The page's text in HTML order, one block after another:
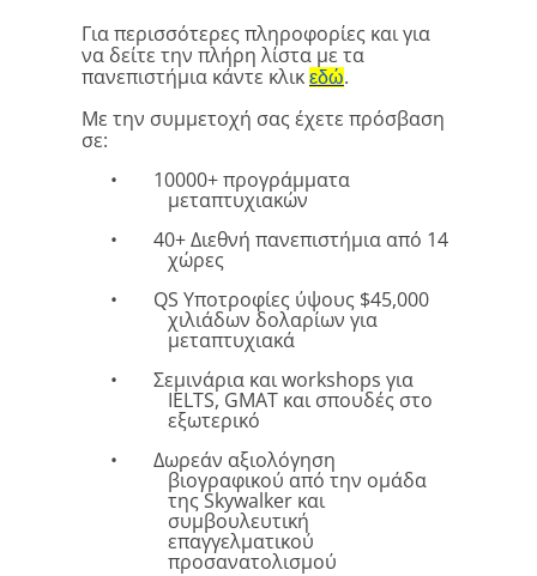
Για περισσότερες πληροφορίες και για
να δείτε την πλήρη λίστα με τα
πανεπιστήμια κάντε κλικ εδώ.
Με την συμμετοχή σας έχετε πρόσβαση
σε:
•
10000+ προγράμματα
μεταπτυχιακών
•
40+ Διεθνή πανεπιστήμια από 14
χώρες
•
QS Υποτροφίες ύψους $45,000
χιλιάδων δολαρίων για
μεταπτυχιακά
•
Σεμινάρια και workshops για
IELTS, GMAT και σπουδές στο
εξωτερικό
•
Δωρεάν αξιολόγηση
βιογραφικού από την ομάδα
της Skywalker και
συμβουλευτική
επαγγελματικού
προσανατολισμού